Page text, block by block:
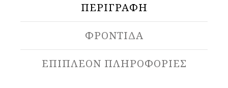
ΠΕΡΙΓΡΑΦΉ
ΦΡΟΝΤΙΔΑ
ΕΠΙΠΛΈΟΝ ΠΛΗΡΟΦΟΡΊΕΣ